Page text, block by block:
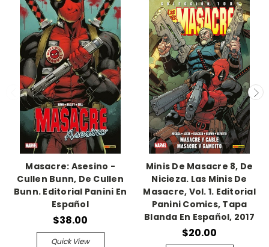
Masacre: Asesino -
Cullen Bunn, De Cullen
Bunn. Editorial Panini En
Español
$38.00
Quick View
Minis De Masacre 8, De
Nicieza. Las Minis De
Masacre, Vol. 1. Editorial
Panini Comics, Tapa
Blanda En Español, 2017
$20.00